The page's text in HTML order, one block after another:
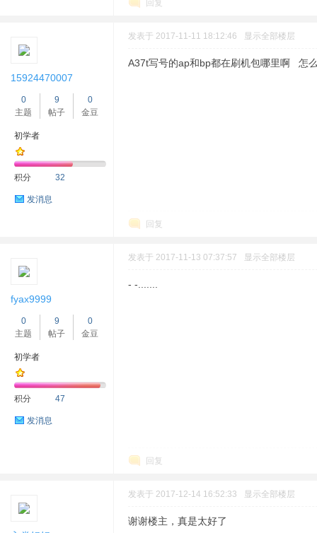
回复
15924470007
0
主题
9
帖子
0
金豆
初学者
积分 32
发消息
发表于 2017-11-11 18:12:46 显示全部楼层
A37t写号的ap和bp都在刷机包哪里啊 怎
回复
fyax9999
0
主题
9
帖子
0
金豆
初学者
积分 47
发消息
发表于 2017-11-13 07:37:57 显示全部楼层
- -.......
回复
发表于 2017-12-14 16:52:33 显示全部楼层
谢谢楼主，真是太好了